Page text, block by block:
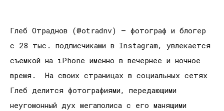
Глеб Отраднов (@otradnv) – фотограф и блогер
с 28 тыс. подписчиками в Instagram, увлекается
съемкой на iPhone именно в вечернее и ночное
время. На своих страницах в социальных сетях
Глеб делится фотографиями, передающими
неугомонный дух мегаполиса с его манящими